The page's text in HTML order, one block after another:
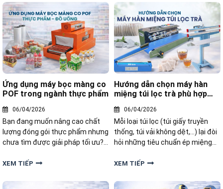
cực kỳ quan trọng mà nhiều
người thường bỏ qua.
Ứng dụng máy bọc màng co
POF trong ngành thực phẩm
06/04/2026
Bạn đang muốn nâng cao chất
lượng đóng gói thực phẩm nhưng
chưa tìm được giải pháp tối ưu?
ứng dụng như thế nào trong
công nghiệp khác
XEM TIẾP
Hướng dẫn chọn máy hàn
miệng túi lọc trà phù hợp
06/04/2026
Mỗi loại túi lọc (túi giấy truyền
thống, túi vải không dệt,...) lại đòi
hỏi những tiêu chuẩn ép miệng
để chọn được thiết bị phù hợp.
dẫn chọn máy hàn túi lọc trà phù
XEM TIẾP